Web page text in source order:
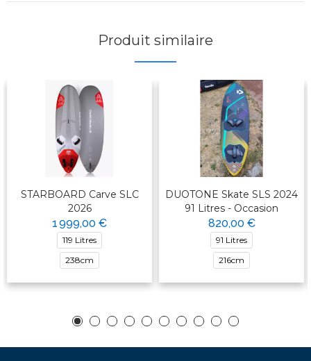
Produit similaire
STARBOARD Carve SLC
2026
1 999,00 €
119 Litres
238cm
DUOTONE Skate SLS 2024
91 Litres - Occasion
820,00 €
91 Litres
216cm